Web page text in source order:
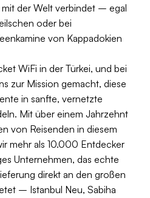
mit der Welt verbindet – egal
oder bei
von Kappadokien
WiFi in der Türkei, und bei
zur Mission gemacht, diese
in sanfte, vernetzte
Mit über einem Jahrzehnt
von Reisenden in diesem
mehr als 10.000 Entdecker
Unternehmen, das echte
direkt an den großen
– Istanbul Neu, Sabiha